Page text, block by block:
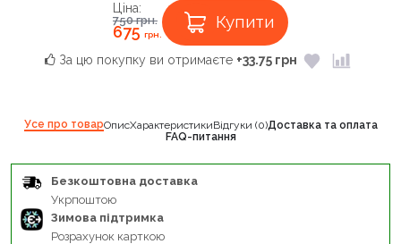
Ціна:
750грн.
675грн.
Купити
За цю покупку ви отримаєте +33.75 грн
Усе про товарОписХарактеристикиВідгуки (0)Доставка та оплата
FAQ-питання
Безкоштовна доставка
Укрпоштою
Зимова підтримка
Розрахунок карткою